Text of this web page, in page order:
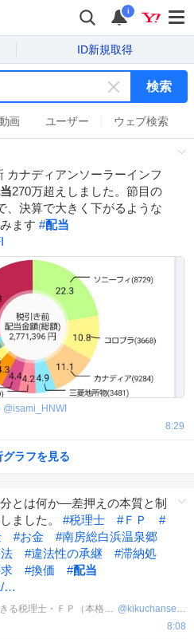
i
ID新規取得
キ
ー
ワ
ド
を
消
検索
画 ユーザー ウェブ検索
カナディアンソーラーインフ
270万超えしました。節目の
、決算で大きく下がるような
ます #配当
@isami_HNWI
8:29
グラフを見る
とは何か―差押えの本質と制
ました。 #税理士 #ＦＰ
#
#お金 #南房総白浜温泉郷
#違法性の承継 #滞納処
#換価 #配当
…
人生100年時代を共に活きる税理士・ＦＰ（本格稼働前） @ kikuchansensei
8:08